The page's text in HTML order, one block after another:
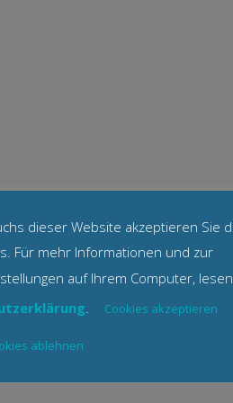
dieser Website akzeptieren Sie
Für mehr Informationen und zur
auf Ihrem Computer, lesen
Cookies akzeptieren
ablehnen